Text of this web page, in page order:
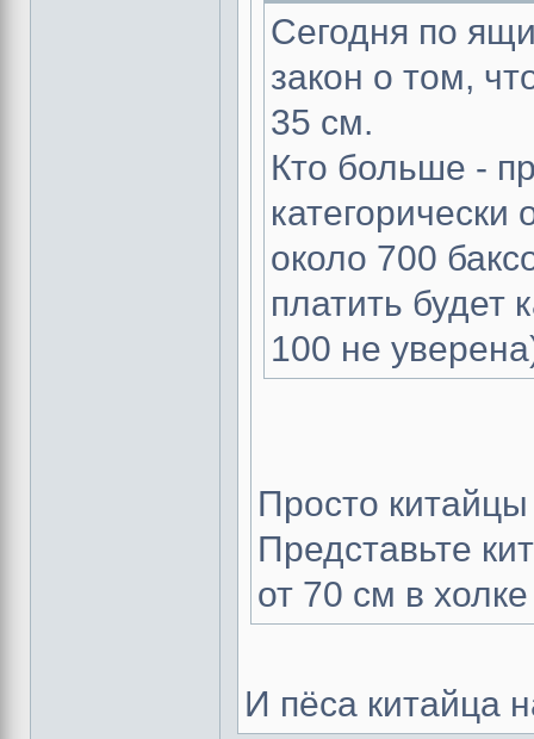
Сегодня по
закон о том,
35 см.
Кто больше -
категорически
около 700
платить будет
100 не
Просто
Представьте
от 70 см в
И пёса китайца